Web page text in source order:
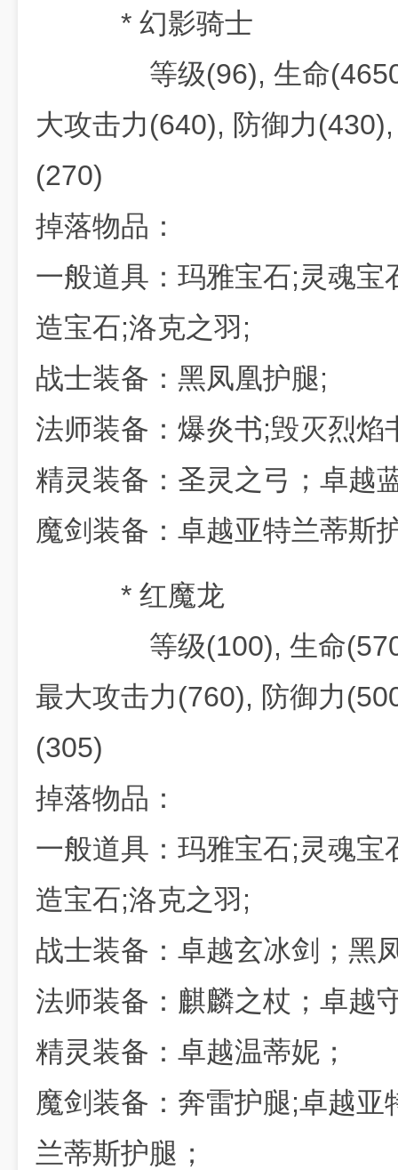
* 幻影骑士
等级(96), 生命
大攻击力(640), 防御力
(270)
掉落物品：
一般道具：玛雅宝石;灵魂
造宝石;洛克之羽;
战士装备：黑凤凰护腿;
法师装备：爆炎书;毁灭烈焰
精灵装备：圣灵之弓；卓越
魔剑装备：卓越亚特兰蒂斯
* 红魔龙
等级(100), 生命
最大攻击力(760), 防御力
(305)
掉落物品：
一般道具：玛雅宝石;灵魂
造宝石;洛克之羽;
战士装备：卓越玄冰剑；黑
法师装备：麒麟之杖；卓越
精灵装备：卓越温蒂妮；
魔剑装备：奔雷护腿;卓越
兰蒂斯护腿；